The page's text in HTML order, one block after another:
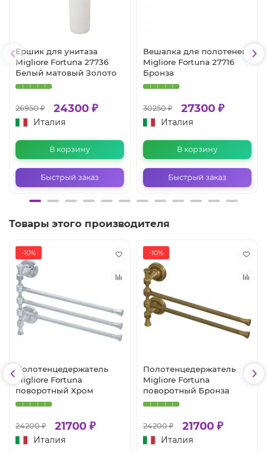
Ершик для унитаза
Migliore Fortuna 27736
Белый матовый Золото
26950 ₽ 24300 ₽
Италия
В корзину
Быстрый заказ
Вешалка для полотенец
Migliore Fortuna 27716
Бронза
30250 ₽ 27300 ₽
Италия
В корзину
Быстрый заказ
Товары этого производителя
-10%
Полотенцедержатель
Migliore Fortuna
поворотный Хром
24200 ₽ 21700 ₽
Италия
-10%
Полотенцедержатель
Migliore Fortuna
поворотный Бронза
24200 ₽ 21700 ₽
Италия